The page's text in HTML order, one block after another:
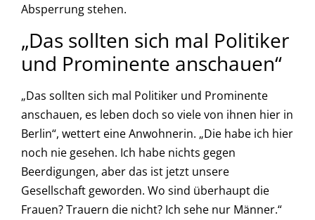
Absperrung stehen.
„Das sollten sich mal Politiker
und Prominente anschauen“
„Das sollten sich mal Politiker und Prominente
anschauen, es leben doch so viele von ihnen hier in
Berlin“, wettert eine Anwohnerin. „Die habe ich hier
noch nie gesehen. Ich habe nichts gegen
Beerdigungen, aber das ist jetzt unsere
Gesellschaft geworden. Wo sind überhaupt die
Frauen? Trauern die nicht? Ich sehe nur Männer.“